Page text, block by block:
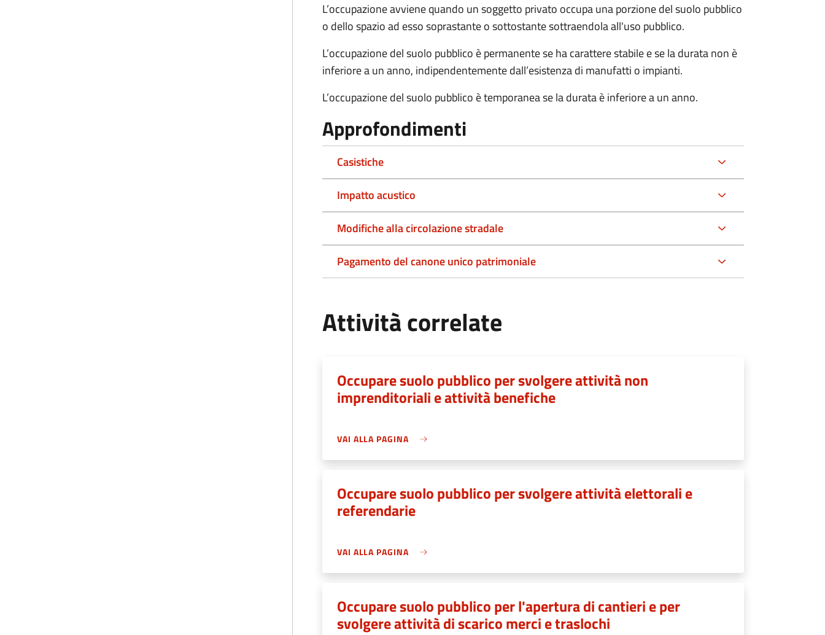
L’occupazione avviene quando un soggetto privato occupa una porzione del suolo pubblico
o dello spazio ad esso soprastante o sottostante sottraendola all'uso pubblico.
L’occupazione del suolo pubblico è permanente se ha carattere stabile e se la durata non è
inferiore a un anno, indipendentemente dall’esistenza di manufatti o impianti.
L’occupazione del suolo pubblico è temporanea se la durata è inferiore a un anno.
Approfondimenti
Casistiche
Impatto acustico
Modifiche alla circolazione stradale
Pagamento del canone unico patrimoniale
Attività correlate
Occupare suolo pubblico per svolgere attività non
imprenditoriali e attività benefiche
VAI ALLA PAGINA
Occupare suolo pubblico per svolgere attività elettorali e
referendarie
VAI ALLA PAGINA
Occupare suolo pubblico per l'apertura di cantieri e per
svolgere attività di scarico merci e traslochi